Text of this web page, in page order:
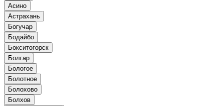
Асино
Астрахань
Богучар
Бодайбо
Бокситогорск
Болгар
Бологое
Болотное
Болохово
Болхов